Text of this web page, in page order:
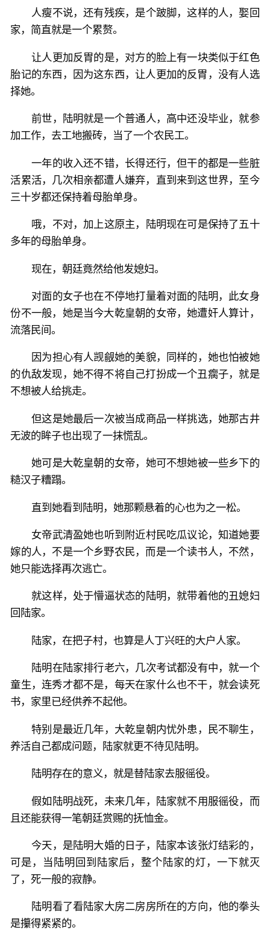
人瘦不说，还有残疾，是个跛脚，这样的人，娶回
家，简直就是一个累赘。
让人更加反胃的是，对方的脸上有一块类似于红色
胎记的东西，因为这东西，让人更加的反胃，没有人选
择她。
前世，陆明就是一个普通人，高中还没毕业，就参
加工作，去工地搬砖，当了一个农民工。
一年的收入还不错，长得还行，但干的都是一些脏
活累活，几次相亲都遭人嫌弃，直到来到这世界，至今
三十岁都还保持着母胎单身。
哦，不对，加上这原主，陆明现在可是保持了五十
多年的母胎单身。
现在，朝廷竟然给他发媳妇。
对面的女子也在不停地打量着对面的陆明，此女身
份不一般，她是当今大乾皇朝的女帝，她遭奸人算计，
流落民间。
因为担心有人觊觎她的美貌，同样的，她也怕被她
的仇敌发现，她不得不将自己打扮成一个丑瘸子，就是
不想被人给挑走。
但这是她最后一次被当成商品一样挑选，她那古井
无波的眸子也出现了一抹慌乱。
她可是大乾皇朝的女帝，她可不想她被一些乡下的
糙汉子糟蹋。
直到她看到陆明，她那颗悬着的心也为之一松。
女帝武清盈她也听到附近村民吃瓜议论，知道她要
嫁的人，不是一个乡野农民，而是一个读书人，不然，
她只能选择再次逃亡。
就这样，处于懵逼状态的陆明，就带着他的丑媳妇
回陆家。
陆家，在把子村，也算是人丁兴旺的大户人家。
陆明在陆家排行老六，几次考试都没有中，就一个
童生，连秀才都不是，每天在家什么也不干，就会读死
书，家里已经供养不起他。
特别是最近几年，大乾皇朝内忧外患，民不聊生，
养活自己都成问题，陆家就更不待见陆明。
陆明存在的意义，就是替陆家去服徭役。
假如陆明战死，未来几年，陆家就不用服徭役，而
且还能获得一笔朝廷赏赐的抚恤金。
今天，是陆明大婚的日子，陆家本该张灯结彩的，
可是，当陆明回到陆家后，整个陆家的灯，一下就灭
了，死一般的寂静。
陆明看了看陆家大房二房房所在的方向，他的拳头
是攥得紧紧的。